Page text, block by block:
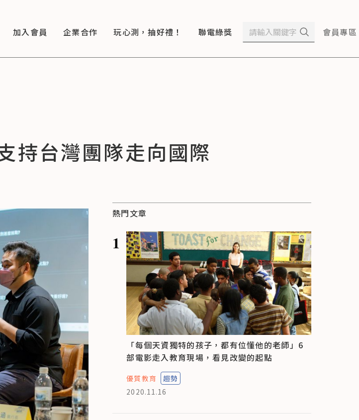
加入會員 企業合作 玩心測，抽好禮！ 聯電綠獎 會員專區
持台灣團隊走向國際
熱門文章
1
「每個天資獨特的孩子，都有位懂他的老師」6
部電影走入教育現場，看見改變的起點
優質教育
趨勢
2020.11.16